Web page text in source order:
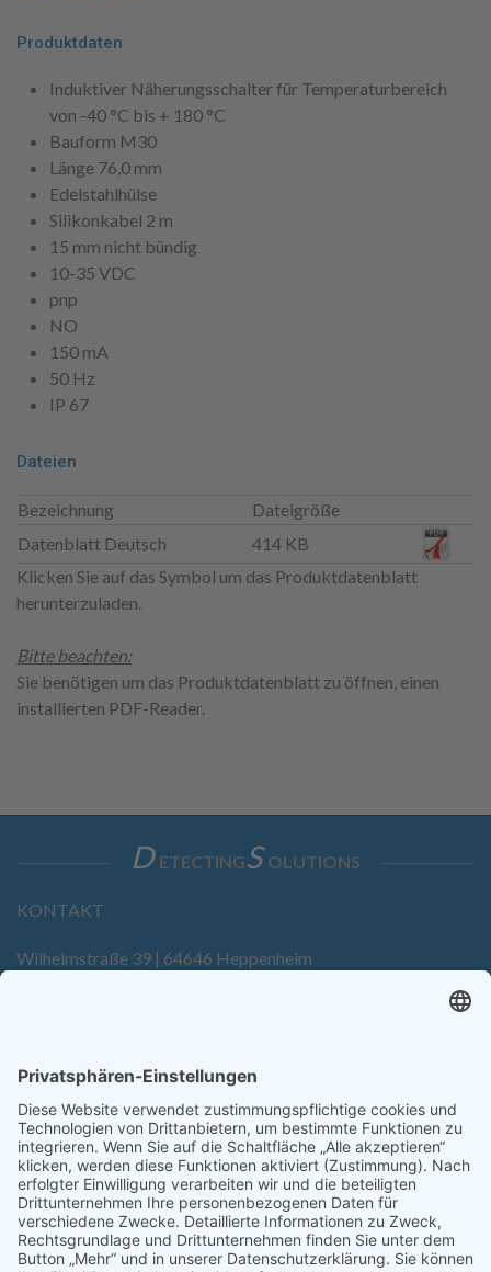
Produktdaten
Induktiver Näherungsschalter für Temperaturbereich
von -40 °C bis + 180 °C
Bauform M30
Länge 76,0 mm
Edelstahlhülse
Silikonkabel 2 m
15 mm nicht bündig
10-35 VDC
pnp
NO
150 mA
50 Hz
IP 67
Dateien
Bezeichnung
Dateigröße
Datenblatt Deutsch
414 KB
Klicken Sie auf das Symbol um das Produktdatenblatt
herunterzuladen.
Bitte beachten:
Sie benötigen um das Produktdatenblatt zu öffnen, einen
installierten PDF-Reader.
D ETECTINGS OLUTIONS
KONTAKT
Wilhelmstraße 39 | 64646 Heppenheim
SERVICE
Anfrage
Direkt-Bestellung